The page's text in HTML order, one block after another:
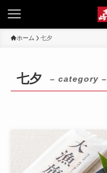
ホーム 七夕
七夕 – category –